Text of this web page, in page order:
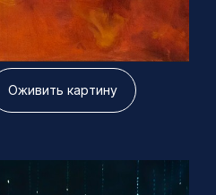
Оживить картину